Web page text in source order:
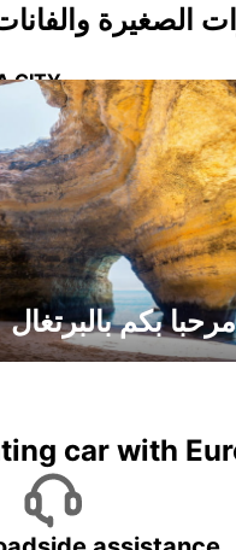
CITY
RAILWAY STATION
الصغيرة
مرحبا بكم بالبرتغال
car with